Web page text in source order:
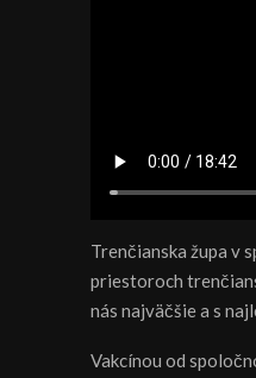
Trenčianska župa v
priestoroch
nás najväčšie a s
Vakcínou od